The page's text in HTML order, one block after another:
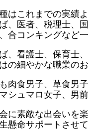
はこれまでの実績
、医者、税理士、
合コンキングなど
、看護士、保育士
の細やかな職業の
肉食男子、草食男
シュマロ女子、男
に素敵な出会いを
懸命サポートさせ